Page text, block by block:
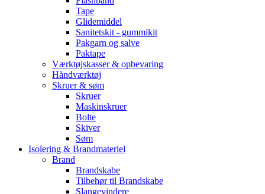
Tape
Glidemiddel
Sanitetskit - gummikit
Pakgarn og salve
Paktape
Værktøjskasser & opbevaring
Håndværktøj
Skruer & søm
Skruer
Maskinskruer
Bolte
Skiver
Søm
Isolering & Brandmateriel
Brand
Brandskabe
Tilbehør til Brandskabe
Slangevindere